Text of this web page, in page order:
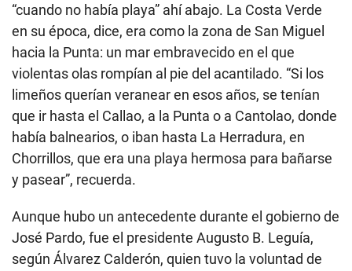
“cuando no había playa” ahí abajo. La Costa Verde
en su época, dice, era como la zona de San Miguel
hacia la Punta: un mar embravecido en el que
violentas olas rompían al pie del acantilado. “Si los
limeños querían veranear en esos años, se tenían
que ir hasta el Callao, a la Punta o a Cantolao, donde
había balnearios, o iban hasta La Herradura, en
Chorrillos, que era una playa hermosa para bañarse
y pasear”, recuerda.
Aunque hubo un antecedente durante el gobierno de
José Pardo, fue el presidente Augusto B. Leguía,
según Álvarez Calderón, quien tuvo la voluntad de